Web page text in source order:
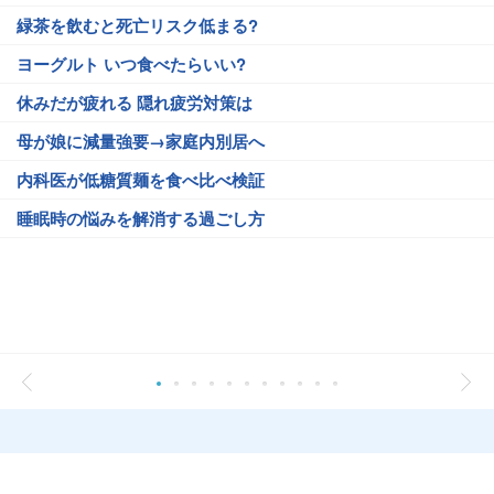
緑茶を飲むと死亡リスク低まる?
ヨーグルト いつ食べたらいい?
休みだが疲れる 隠れ疲労対策は
母が娘に減量強要→家庭内別居へ
内科医が低糖質麺を食べ比べ検証
睡眠時の悩みを解消する過ごし方